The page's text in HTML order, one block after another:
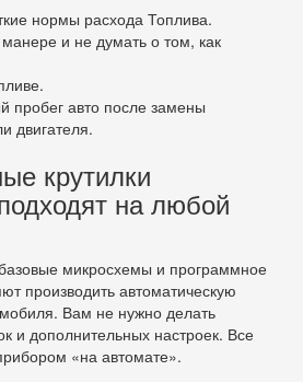
нормы расхода Топлива.
и не думать о том, как
пробег авто после замены
двигателя.
крутилки
на любой
микросхемы и программное
производить автоматическую
Вам не нужно делать
и дополнительных настроек. Все
«на автомате».